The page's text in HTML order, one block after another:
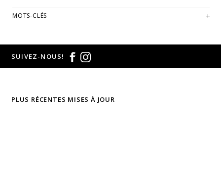
MOTS-CLÉS
SUIVEZ-NOUS!
PLUS RÉCENTES MISES À JOUR